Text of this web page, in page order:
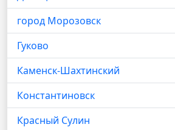
город Морозовск
Гуково
Каменск-Шахтинский
Константиновск
Красный Сулин